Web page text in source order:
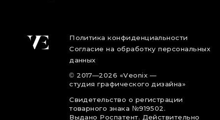
Политика конфиденциальности
Согласие на обработку персональных
данных
© 2017—2026 «Veonix —
студия графического дизайна»
Свидетельство о регистрации
товарного знака №919502.
Выдано Роспатент. Действительно